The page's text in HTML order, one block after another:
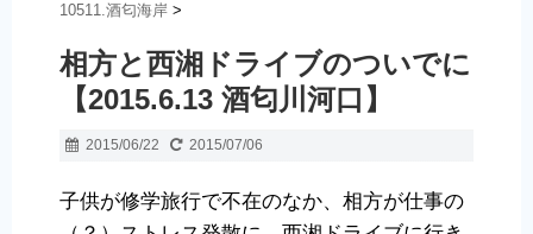
10511.酒匂海岸 >
相方と西湘ドライブのついでに
【2015.6.13 酒匂川河口】
2015/06/22 2015/07/06
子供が修学旅行で不在のなか、相方が仕事の